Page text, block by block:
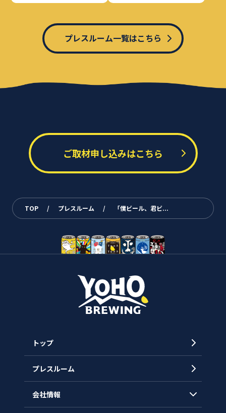
プレスルーム一覧はこちら
ご取材申し込みはこちら
TOP / プレスルーム / 「僕ビール、君ビ...
トップ
プレスルーム
会社情報